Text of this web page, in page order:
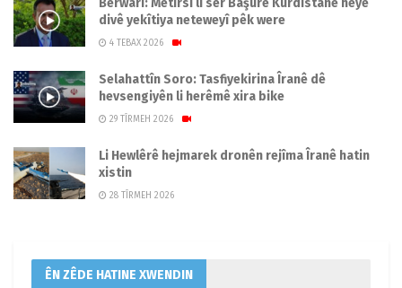
Berwarî: Metirsî li ser Başûrê Kurdistanê heye
divê yekîtiya neteweyî pêk were
4 TEBAX 2026
Selahattîn Soro: Tasfiyekirina Îranê dê
hevsengiyên li herêmê xira bike
29 TÎRMEH 2026
Li Hewlêrê hejmarek dronên rejîma Îranê hatin
xistin
28 TÎRMEH 2026
ÊN ZÊDE HATINE XWENDIN